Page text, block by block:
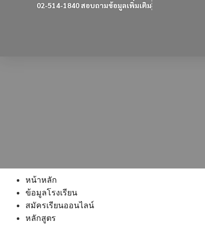
02-514-1840 สอบถามข้อมูลเพิ่มเติม
หน้าหลัก
ข้อมูลโรงเรียน
สมัครเรียนออนไลน์
หลักสูตร